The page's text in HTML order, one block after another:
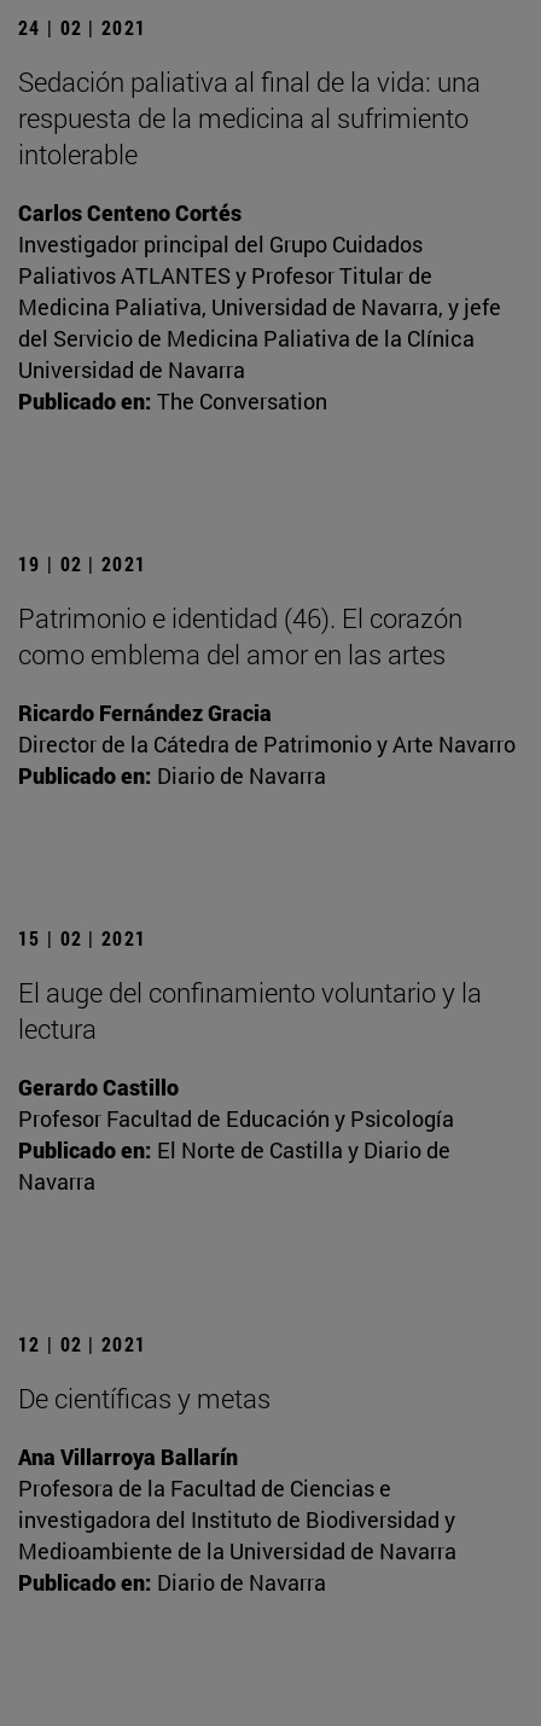
24 | 02 | 2021
Sedación paliativa al final de la vida: una
respuesta de la medicina al sufrimiento
intolerable
Carlos Centeno Cortés
Investigador principal del Grupo Cuidados
Paliativos ATLANTES y Profesor Titular de
Medicina Paliativa, Universidad de Navarra, y jefe
del Servicio de Medicina Paliativa de la Clínica
Universidad de Navarra
Publicado en: The Conversation
19 | 02 | 2021
Patrimonio e identidad (46). El corazón
como emblema del amor en las artes
Ricardo Fernández Gracia
Director de la Cátedra de Patrimonio y Arte Navarro
Publicado en: Diario de Navarra
15 | 02 | 2021
El auge del confinamiento voluntario y la
lectura
Gerardo Castillo
Profesor Facultad de Educación y Psicología
Publicado en: El Norte de Castilla y Diario de
Navarra
12 | 02 | 2021
De científicas y metas
Ana Villarroya Ballarín
Profesora de la Facultad de Ciencias e
investigadora del Instituto de Biodiversidad y
Medioambiente de la Universidad de Navarra
Publicado en: Diario de Navarra